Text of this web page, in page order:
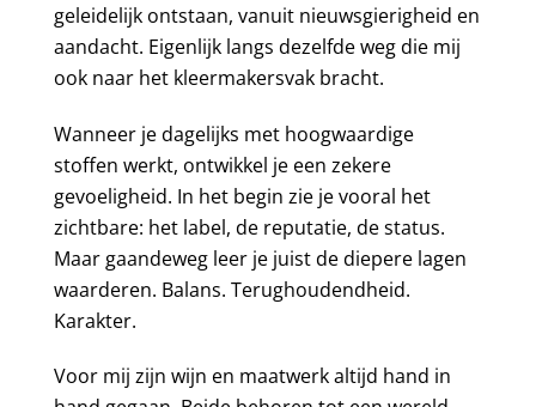
geleidelijk ontstaan, vanuit nieuwsgierigheid en
aandacht. Eigenlijk langs dezelfde weg die mij
ook naar het kleermakersvak bracht.
Wanneer je dagelijks met hoogwaardige
stoffen werkt, ontwikkel je een zekere
gevoeligheid. In het begin zie je vooral het
zichtbare: het label, de reputatie, de status.
Maar gaandeweg leer je juist de diepere lagen
waarderen. Balans. Terughoudendheid.
Karakter.
Voor mij zijn wijn en maatwerk altijd hand in